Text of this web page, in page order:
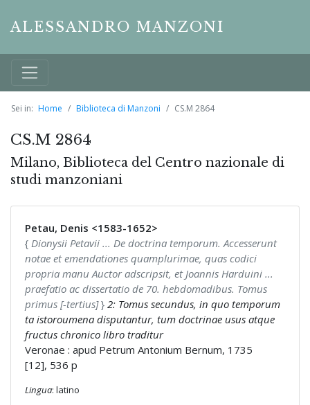
ALESSANDRO MANZONI
Sei in: Home Biblioteca di Manzoni CS.M 2864
CS.M 2864
Milano, Biblioteca del Centro nazionale di
studi manzoniani
Petau, Denis <1583-1652>
{ Dionysii Petavii ... De doctrina temporum. Accesserunt
notae et emendationes quamplurimae, quas codici
propria manu Auctor adscripsit, et Joannis Harduini ...
praefatio ac dissertatio de 70. hebdomadibus. Tomus
primus [-tertius]} 2: Tomus secundus, in quo temporum
ta istoroumena disputantur, tum doctrinae usus atque
fructus chronico libro traditur
Veronae : apud Petrum Antonium Bernum, 1735
[12], 536 p
Lingua: latino